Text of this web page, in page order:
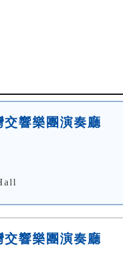
響樂團演奏廳
響樂團演奏廳